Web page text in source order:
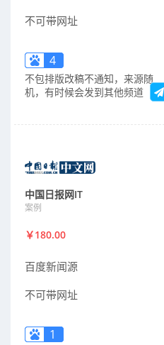
不可带网址
4
不包排版改稿不通知，来源随
机，有时候会发到其他频道
中国日报网IT
案例
￥180.00
百度新闻源
不可带网址
1